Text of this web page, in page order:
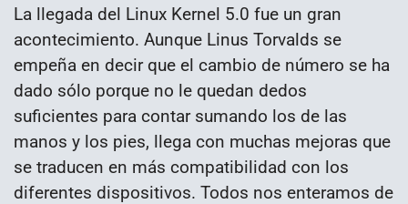
La llegada del Linux Kernel 5.0 fue un gran
acontecimiento. Aunque Linus Torvalds se
empeña en decir que el cambio de número se ha
dado sólo porque no le quedan dedos
suficientes para contar sumando los de las
manos y los pies, llega con muchas mejoras que
se traducen en más compatibilidad con los
diferentes dispositivos. Todos nos enteramos de